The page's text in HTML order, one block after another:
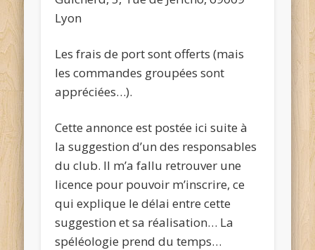
Lyon
Les frais de port sont offerts (mais
les commandes groupées sont
appréciées…).
Cette annonce est postée ici suite à
la suggestion d’un des responsables
du club. Il m’a fallu retrouver une
licence pour pouvoir m’inscrire, ce
qui explique le délai entre cette
suggestion et sa réalisation… La
spéléologie prend du temps…